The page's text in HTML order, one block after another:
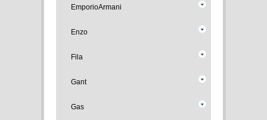
EmporioArmani
Enzo
Fila
Gant
Gas